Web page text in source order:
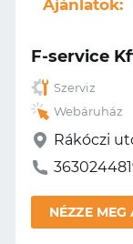
Ajánlatok:
F-service
Szerviz
Webáruház
Rákóczi
NÉZZE